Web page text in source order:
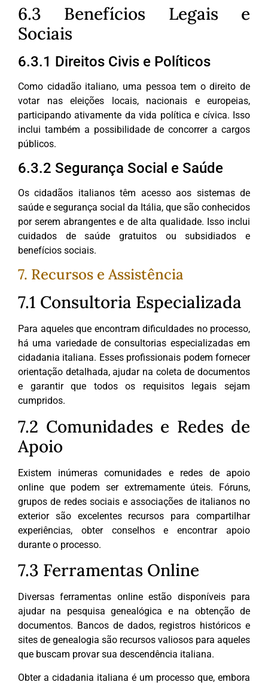
6.3 Benefícios Legais e
Sociais
6.3.1 Direitos Civis e Políticos
Como cidadão italiano, uma pessoa tem o direito de
votar nas eleições locais, nacionais e europeias,
participando ativamente da vida política e cívica. Isso
inclui também a possibilidade de concorrer a cargos
públicos.
6.3.2 Segurança Social e Saúde
Os cidadãos italianos têm acesso aos sistemas de
saúde e segurança social da Itália, que são conhecidos
por serem abrangentes e de alta qualidade. Isso inclui
cuidados de saúde gratuitos ou subsidiados e
benefícios sociais.
7. Recursos e Assistência
7.1 Consultoria Especializada
Para aqueles que encontram dificuldades no processo,
há uma variedade de consultorias especializadas em
cidadania italiana. Esses profissionais podem fornecer
orientação detalhada, ajudar na coleta de documentos
e garantir que todos os requisitos legais sejam
cumpridos.
7.2 Comunidades e Redes de
Apoio
Existem inúmeras comunidades e redes de apoio
online que podem ser extremamente úteis. Fóruns,
grupos de redes sociais e associações de italianos no
exterior são excelentes recursos para compartilhar
experiências, obter conselhos e encontrar apoio
durante o processo.
7.3 Ferramentas Online
Diversas ferramentas online estão disponíveis para
ajudar na pesquisa genealógica e na obtenção de
documentos. Bancos de dados, registros históricos e
sites de genealogia são recursos valiosos para aqueles
que buscam provar sua descendência italiana.
Obter a cidadania italiana é um processo que, embora